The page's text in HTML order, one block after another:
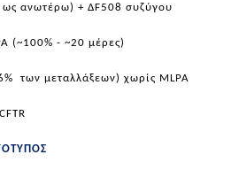
ως ανωτέρω) + ΔF508 συζύγου
(~100% - ~20 μέρες)
των μεταλλάξεων) χωρίς MLPA
CFTR